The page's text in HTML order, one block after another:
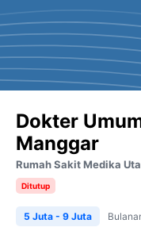
Dokter
Manggar
Rumah Sakit Medika
Ditutup
5 Juta - 9 Juta